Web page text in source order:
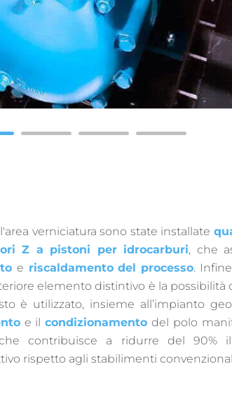
2 3 4
verniciatura sono state installate
Z a pistoni per idrocarburi, che
e riscaldamento del processo.
elemento distintivo è la possibilità
è utilizzato, insieme all’impianto
e ilcondizionamento del polo
che contribuisce a ridurre del 90%
rispetto agli stabilimenti